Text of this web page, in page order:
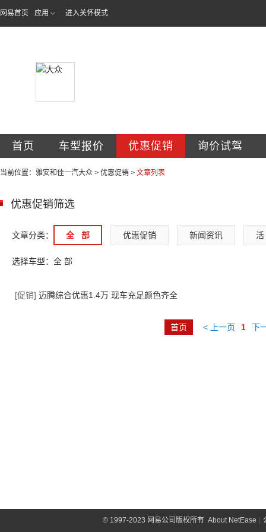
网易首页 应用 进入关怀模式
首页 车型报价 优惠促销 询价试驾
当前位置： 雅安和佳一汽大众 > 优惠促销 > 文章列表
优惠促销筛选
文章分类： 全   部 优惠促销 新闻资讯 活
选择车型： 全 部
[促销] 迈腾综合优惠1.4万 现车充足颜色齐全
首页 < 上一页 1 下
©1997-2023 网易公司版权所有 About NetEase